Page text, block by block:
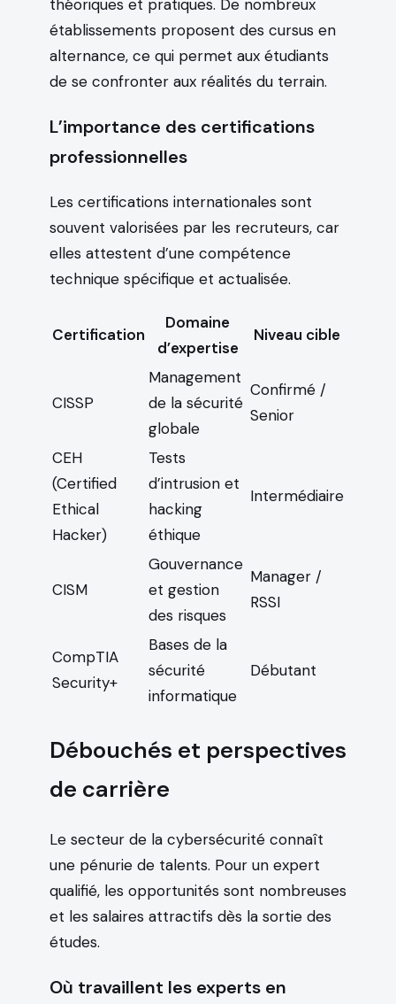
théoriques et pratiques. De nombreux
établissements proposent des cursus en
alternance, ce qui permet aux étudiants
de se confronter aux réalités du terrain.
L’importance des certifications
professionnelles
Les certifications internationales sont
souvent valorisées par les recruteurs, car
elles attestent d’une compétence
technique spécifique et actualisée.
Certification
Domaine
d’expertise
Niveau cible
CISSP
Management
de la sécurité
globale
Confirmé /
Senior
CEH
(Certified
Ethical
Hacker)
Tests
d’intrusion et
hacking
éthique
Intermédiaire
CISM
Gouvernance
et gestion
des risques
Manager /
RSSI
CompTIA
Security+
Bases de la
sécurité
informatique
Débutant
Débouchés et perspectives
de carrière
Le secteur de la cybersécurité connaît
une pénurie de talents. Pour un expert
qualifié, les opportunités sont nombreuses
et les salaires attractifs dès la sortie des
études.
Où travaillent les experts en